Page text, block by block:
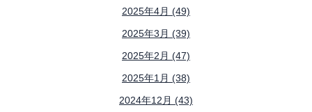
2025年4月 (49)
2025年3月 (39)
2025年2月 (47)
2025年1月 (38)
2024年12月 (43)